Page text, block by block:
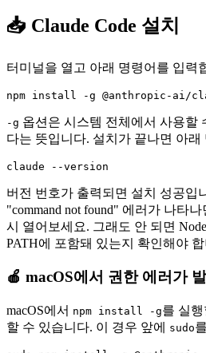
📥 Claude Code 설치
터미널을 열고 아래 명령어를 입력
-g 옵션은 시스템 전체에서 사용할
다는 뜻입니다. 설치가 끝나면 아
버전 번호가 출력되면 설치 성공입
"command not found" 에러가 나타
시 열어보세요. 그래도 안 되면
PATH에 포함돼 있는지 확인해야
🍎 macOS에서 권한 에러가
macOS에서 npm install -g를 실행
할 수 있습니다. 이 경우 앞에
sudo